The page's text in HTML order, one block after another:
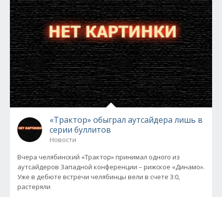
«Трактор» обыграл аутсайдера лишь в
серии буллитов
Новости
Вчера челябинский «Трактор» принимал одного из
аутсайдеров Западной конференции – рижское «Динамо».
Уже в дебюте встречи челябинцы вели в счете 3:0,
растеряли